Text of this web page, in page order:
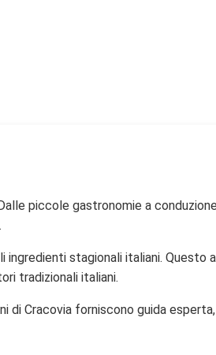
piccole gastronomie a
stagionali italiani. Questo
tradizionali italiani.
di Cracovia forniscono guida